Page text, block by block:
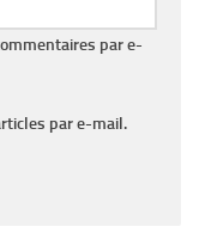
par e-
par e-mail.